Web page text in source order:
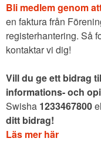
Bli medlem genom
en faktura från
registerhantering. Så
kontaktar vi dig!
Vill du ge ett bidrag
informations- och
Swisha 1233467800
ditt bidrag!
Läs mer här